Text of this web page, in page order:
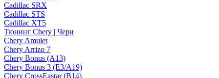
Cadillac SRX
Cadillac STS
Cadillac XT5
Тюнинг Chery | Чери
Chery Amulet
Chery Arrizo 7
Chery Bonus (A13)
Chery Bonus 3 (E3/A19)
Chery CrossEastar (B14)